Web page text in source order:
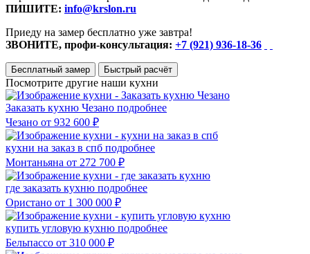
ПИШИТЕ: info@krslon.ru
Приеду на замер бесплатно уже завтра!
ЗВОНИТЕ, профи-консультация: +7 (921) 936-18-36
Бесплатный замер Быстрый расчёт
Посмотрите другие наши кухни
Заказать кухню Чезано подробнее
Чезано от 932 600 ₽
кухни на заказ в спб подробнее
Монтаньяна от 272 700 ₽
где заказать кухню подробнее
Ористано от 1 300 000 ₽
купить угловую кухню подробнее
Бельпассо от 310 000 ₽